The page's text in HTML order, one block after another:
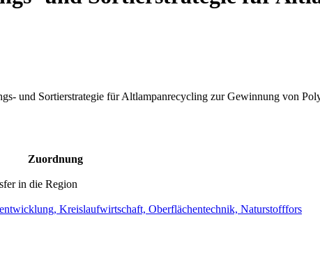
und Sortierstrategie für Altlampanrecycling zur Gewinnung von
Zuordnung
in die Region
Kreislaufwirtschaft, Oberflächentechnik, Naturstofffors